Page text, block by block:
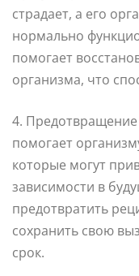
страдает, а его
нормально
помогает
организма, что
4.
помогает
которые могут
зависимости в
предотвратить
сохранить свою
срок.